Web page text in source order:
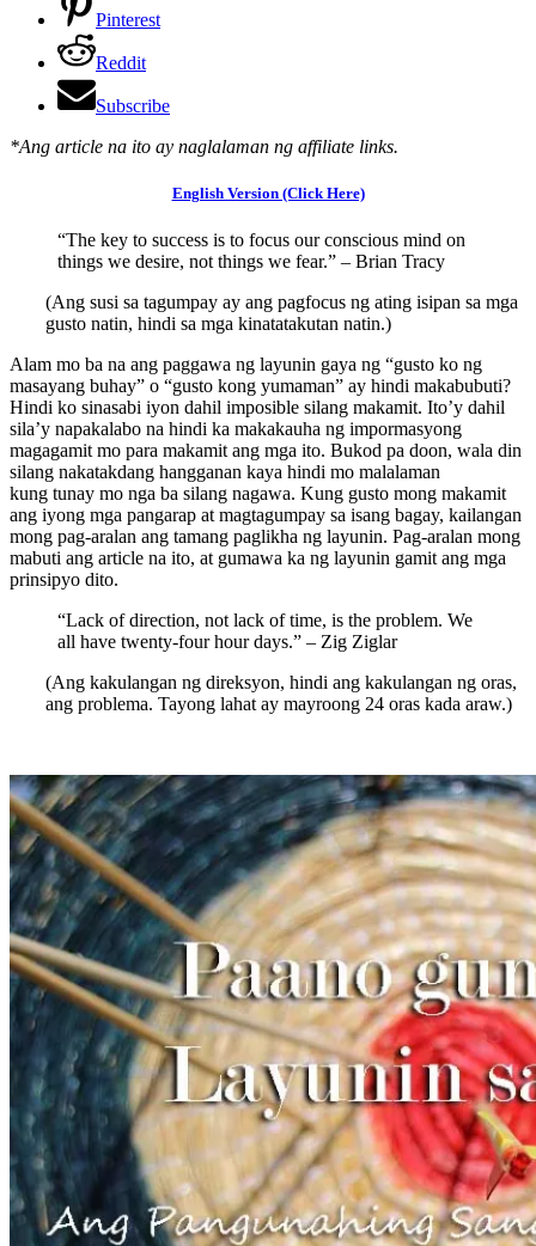
Pinterest
Reddit
Subscribe
*Ang article na ito ay naglalaman ng affiliate links.
English Version (Click Here)
“The key to success is to focus our conscious mind on
things we desire, not things we fear.” – Brian Tracy
(Ang susi sa tagumpay ay ang pagfocus ng ating isipan sa mga
gusto natin, hindi sa mga kinatatakutan natin.)
Alam mo ba na ang paggawa ng layunin gaya ng “gusto ko ng
masayang buhay” o “gusto kong yumaman” ay hindi makabubuti?
Hindi ko sinasabi iyon dahil imposible silang makamit. Ito’y dahil
sila’y napakalabo na hindi ka makakauha ng impormasyong
magagamit mo para makamit ang mga ito. Bukod pa doon, wala din
silang nakatakdang hangganan kaya hindi mo malalaman
kung tunay mo nga ba silang nagawa. Kung gusto mong makamit
ang iyong mga pangarap at magtagumpay sa isang bagay, kailangan
mong pag-aralan ang tamang paglikha ng layunin. Pag-aralan mong
mabuti ang article na ito, at gumawa ka ng layunin gamit ang mga
prinsipyo dito.
“Lack of direction, not lack of time, is the problem. We
all have twenty-four hour days.” – Zig Ziglar
(Ang kakulangan ng direksyon, hindi ang kakulangan ng oras,
ang problema. Tayong lahat ay mayroong 24 oras kada araw.)